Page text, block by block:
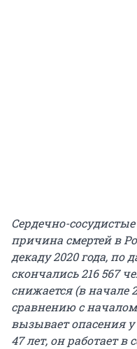
Сердечно-
причина смертей в
декаду 2020 года, по
скончались 216 567
снижается (в начале
сравнению с
вызывает опасения у
47 лет, он работает в